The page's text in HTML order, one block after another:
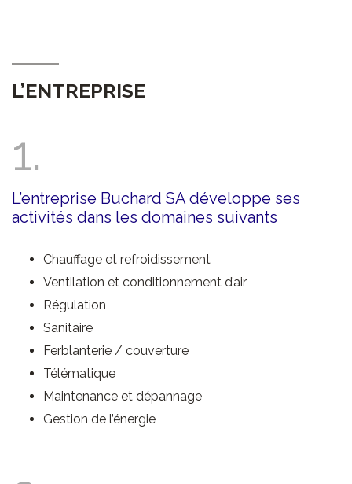
L’ENTREPRISE
1.
L’entreprise Buchard SA développe ses
activités dans les domaines suivants
Chauffage et refroidissement
Ventilation et conditionnement d’air
Régulation
Sanitaire
Ferblanterie / couverture
Télématique
Maintenance et dépannage
Gestion de l’énergie